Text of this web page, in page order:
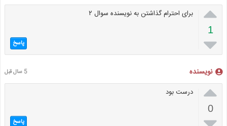

1

برای احترام گذاشتن به نویسنده سوال ۲
پاسخ
نویسنده 5 سال قبل

0
درست بود
پاسخ